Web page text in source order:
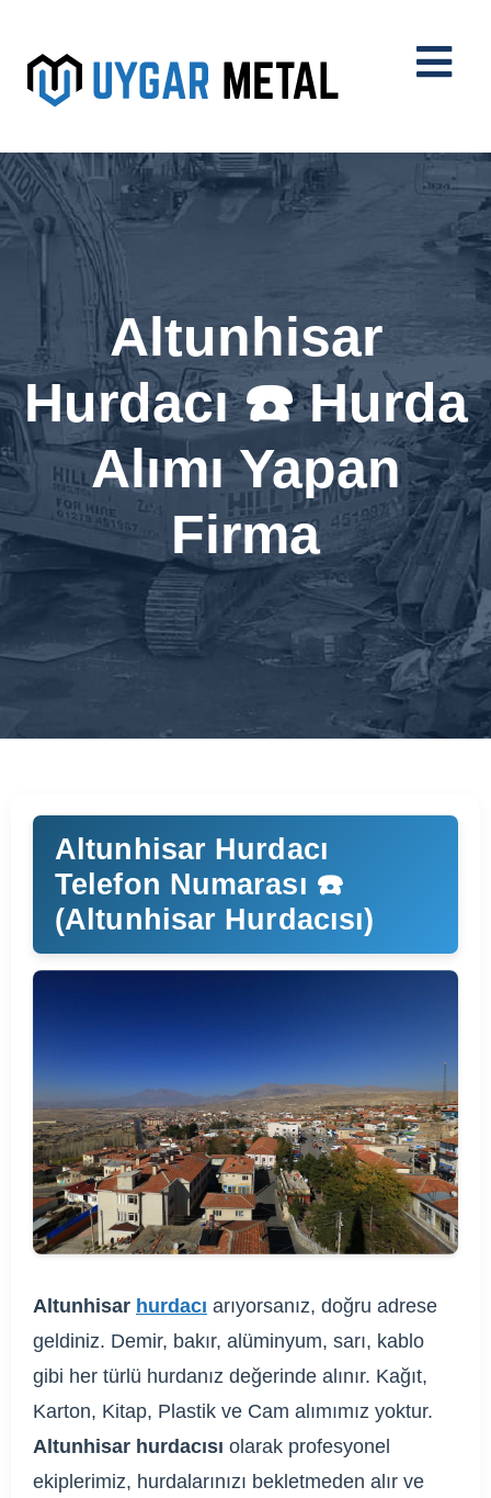
Altunhisar
Hurdacı ☎️ Hurda
Alımı Yapan
Firma
Altunhisar Hurdacı
Telefon Numarası ☎️
(Altunhisar Hurdacısı)
Altunhisar hurdacı arıyorsanız, doğru adrese
geldiniz. Demir, bakır, alüminyum, sarı, kablo
gibi her türlü hurdanız değerinde alınır. Kağıt,
Karton, Kitap, Plastik ve Cam alımımız yoktur.
Altunhisar hurdacısı olarak profesyonel
ekiplerimiz, hurdalarınızı bekletmeden alır ve